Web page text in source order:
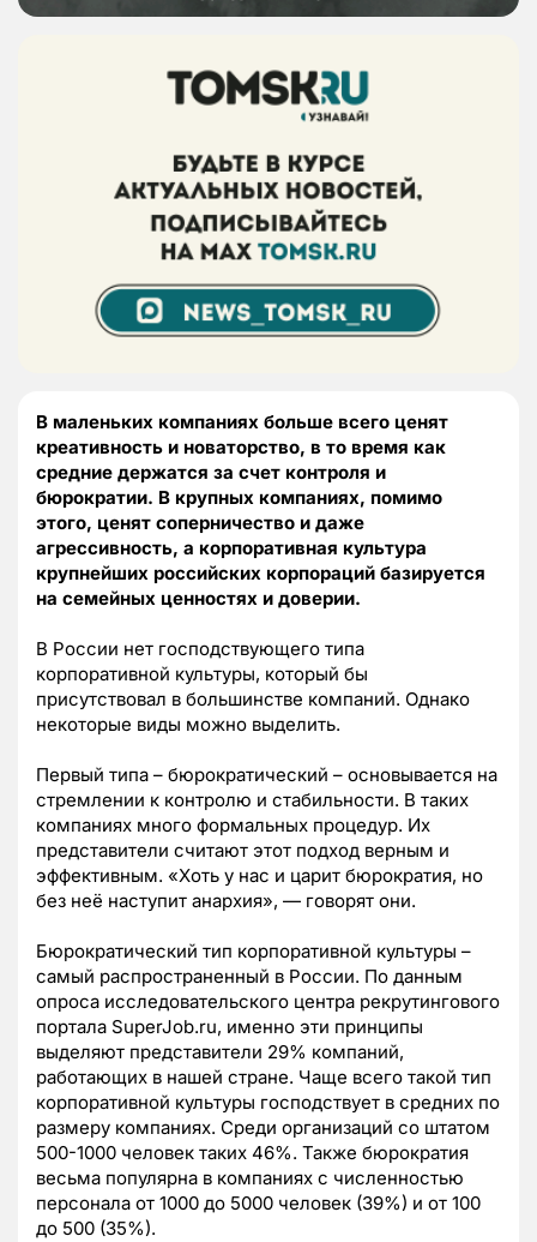
В маленьких компаниях больше всего ценят
креативность и новаторство, в то время как
средние держатся за счет контроля и
бюрократии. В крупных компаниях, помимо
этого, ценят соперничество и даже
агрессивность, а корпоративная культура
крупнейших российских корпораций базируется
на семейных ценностях и доверии.
В России нет господствующего типа
корпоративной культуры, который бы
присутствовал в большинстве компаний. Однако
некоторые виды можно выделить.
Первый типа – бюрократический – основывается на
стремлении к контролю и стабильности. В таких
компаниях много формальных процедур. Их
представители считают этот подход верным и
эффективным. «Хоть у нас и царит бюрократия, но
без неё наступит анархия», — говорят они.
Бюрократический тип корпоративной культуры –
самый распространенный в России. По данным
опроса исследовательского центра рекрутингового
портала SuperJob.ru, именно эти принципы
выделяют представители 29% компаний,
работающих в нашей стране. Чаще всего такой тип
корпоративной культуры господствует в средних по
размеру компаниях. Среди организаций со штатом
500-1000 человек таких 46%. Также бюрократия
весьма популярна в компаниях с численностью
персонала от 1000 до 5000 человек (39%) и от 100
до 500 (35%).